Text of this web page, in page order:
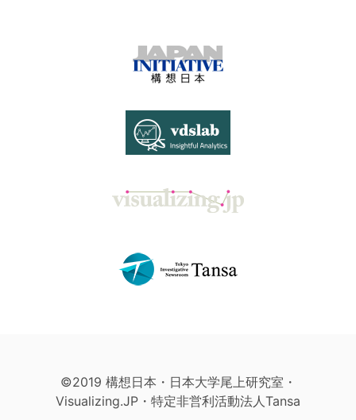
©2019 構想日本・日本大学尾上研究室・
Visualizing.JP・特定非営利活動法人Tansa